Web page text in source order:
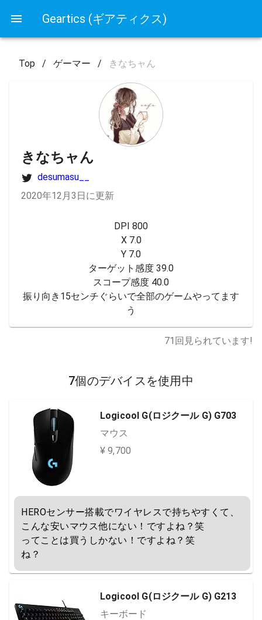
Geartics (ギアティクス)
Top / ゲーマー / きなちャん
きなちャん
desumasu__
2020年12月3日に更新
DPI 800
X 7.0
Y 7.0
ターゲット感度 39.0
スコープ感度 40.0
振り向き15センチぐらいで全部のゲームやってます
う
71 回見られています!
7個のデバイスを使用中
Logicool G(ロジクール G) G703
マウス
¥ 9,700
HEROセンサー搭載でワイヤレスで持ちやすくて、
こんな安いマウス他にない！ですよね？笑
ってことは買うしかない！ですよね？笑
ね？
Logicool G(ロジクール G) G213
キーボード